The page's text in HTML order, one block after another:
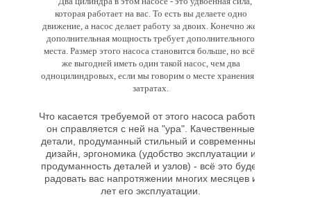
которая работает на вас. То есть вы делаете одно
движение, а насос делает работу за двоих. Конечно же,
дополнительная мощность требует дополнительного
места. Размер этого насоса становится больше, но всё-
же выгодней иметь один такой насос, чем два
одноцилиндровых, если мы говорим о месте хранения и
затратах.
Что касается требуемой от этого насоса работы,
он справляется с ней на "ура". Качественные
детали, продуманный стильный и современный
дизайн, эргономика (удобство эксплуатации и
продуманность деталей и узлов) - всё это будет
радовать вас напротяжении многих месяцев и
лет его эксплуатации.